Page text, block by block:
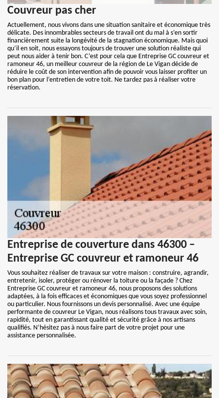
Couvreur pas cher
Actuellement, nous vivons dans une situation sanitaire et économique très
délicate. Des innombrables secteurs de travail ont du mal à s’en sortir
financièrement suite la longévité de la stagnation économique. Mais quoi
qu’il en soit, nous essayons toujours de trouver une solution réaliste qui
peut nous aider à tenir bon. C’est pour cela que Entreprise GC couvreur et
ramoneur 46, un meilleur couvreur de la région de Le Vigan décide de
réduire le coût de son intervention afin de pouvoir vous laisser profiter un
bon plan pour l’entretien de votre toit. Ne tardez pas à réaliser votre
réservation.
Entreprise de couverture dans 46300 –
Entreprise GC couvreur et ramoneur 46
Vous souhaitez réaliser de travaux sur votre maison : construire, agrandir,
entretenir, isoler, protéger ou rénover la toiture ou la façade ? Chez
Entreprise GC couvreur et ramoneur 46, nous proposons des solutions
adaptées, à la fois efficaces et économiques que vous soyez professionnel
ou particulier. Nous fournissons un devis personnalisé. Avec une équipe
performante de couvreur Le Vigan, nous réalisons tous travaux avec soin,
rapidité, tout en garantissant qualité et sécurité grâce à nos artisans
qualifiés. N’hésitez pas à nous faire part de votre projet pour une
assistance personnalisée.